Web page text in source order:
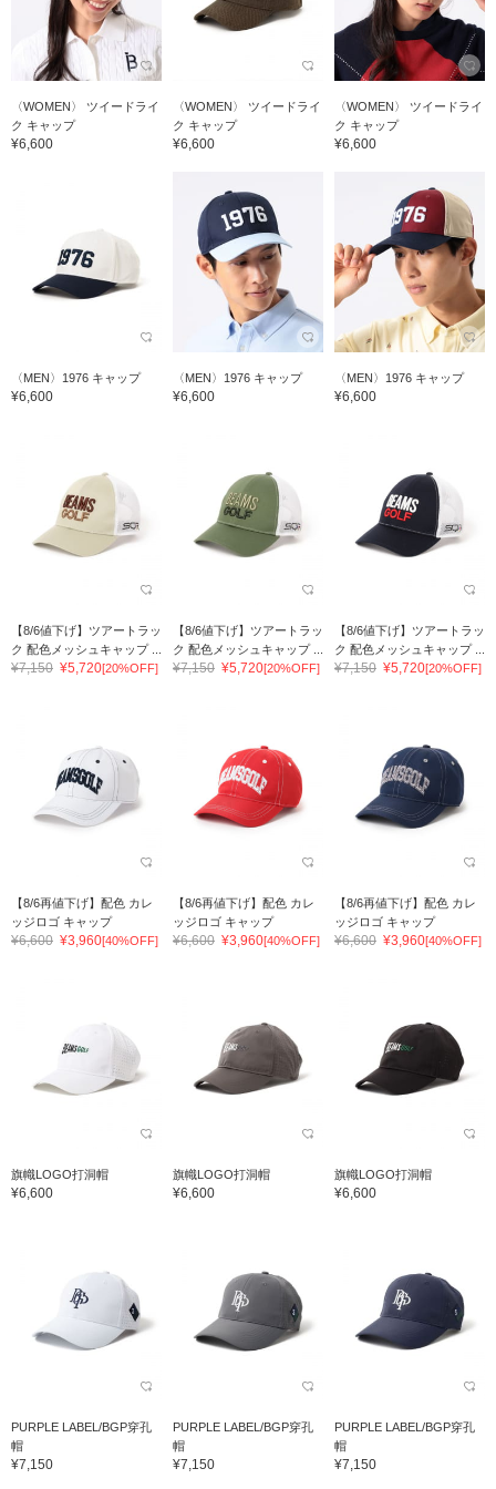
〈WOMEN〉 ツイードライ
ク キャップ
¥6,600
〈WOMEN〉 ツイードライ
ク キャップ
¥6,600
〈WOMEN〉 ツイードライ
ク キャップ
¥6,600
〈MEN〉1976 キャップ
¥6,600
〈MEN〉1976 キャップ
¥6,600
〈MEN〉1976 キャップ
¥6,600
【8/6値下げ】ツアートラッ
ク 配色メッシュキャップ ...
¥7,150 ¥5,720[20%OFF]
【8/6値下げ】ツアートラッ
ク 配色メッシュキャップ ...
¥7,150 ¥5,720[20%OFF]
【8/6値下げ】ツアートラッ
ク 配色メッシュキャップ ...
¥7,150 ¥5,720[20%OFF]
【8/6再値下げ】配色 カレ
ッジロゴ キャップ
¥6,600 ¥3,960[40%OFF]
【8/6再値下げ】配色 カレ
ッジロゴ キャップ
¥6,600 ¥3,960[40%OFF]
【8/6再値下げ】配色 カレ
ッジロゴ キャップ
¥6,600 ¥3,960[40%OFF]
旗幟LOGO打洞帽
¥6,600
旗幟LOGO打洞帽
¥6,600
旗幟LOGO打洞帽
¥6,600
PURPLE LABEL/BGP穿孔
帽
¥7,150
PURPLE LABEL/BGP穿孔
帽
¥7,150
PURPLE LABEL/BGP穿孔
帽
¥7,150